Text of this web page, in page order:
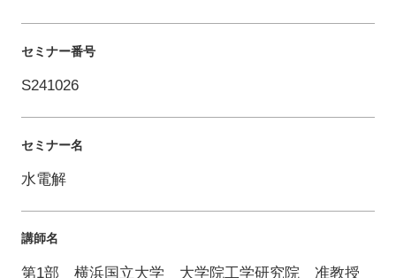
セミナー番号
S241026
セミナー名
水電解
講師名
第1部 横浜国立大学 大学院工学研究院 准教授